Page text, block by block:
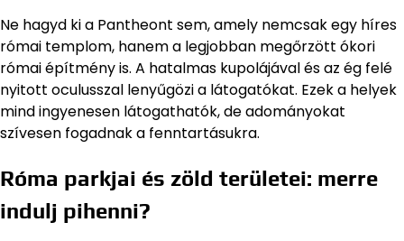
Ne hagyd ki a Pantheont sem, amely nemcsak egy híres
római templom, hanem a legjobban megőrzött ókori
római építmény is. A hatalmas kupolájával és az ég felé
nyitott oculusszal lenyűgözi a látogatókat. Ezek a helyek
mind ingyenesen látogathatók, de adományokat
szívesen fogadnak a fenntartásukra.
Róma parkjai és zöld területei: merre
indulj pihenni?